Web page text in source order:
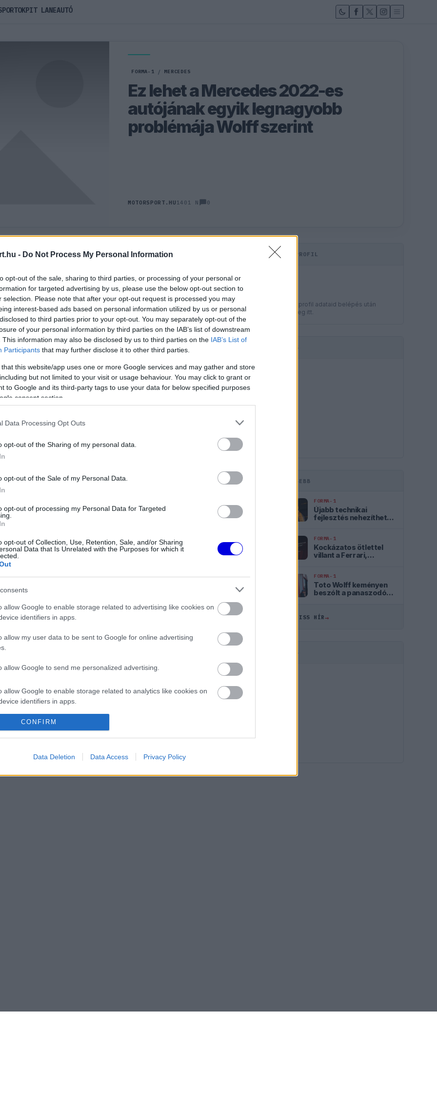
- Do Not Process My Personal Information
opt-out of the sale, sharing to third parties, or processing of your personal or
for targeted advertising by us, please use the below opt-out section to
selection. Please note that after your opt-out request is processed you may
interest-based ads based on personal information utilized by us or personal
to third parties prior to your opt-out. You may separately opt-out of the
of your personal information by third parties on the IAB’s list of downstream
This information may also be disclosed by us to third parties on the IAB’s List of
Participants that may further disclose it to other third parties.
that this website/app uses one or more Google services and may gather and store
but not limited to your visit or usage behaviour. You may click to grant or
to Google and its third-party tags to use your data for below specified purposes
consent section.
Data Processing Opt Outs
opt-out of the Sharing of my personal data.
opt-out of the Sale of my Personal Data.
opt-out of processing my Personal Data for Targeted
opt-out of Collection, Use, Retention, Sale, and/or Sharing
Data that Is Unrelated with the Purposes for which it
allow Google to enable storage related to advertising like cookies on
identifiers in apps.
allow my user data to be sent to Google for online advertising
allow Google to send me personalized advertising.
allow Google to enable storage related to analytics like cookies on
identifiers in apps.
allow Google to enable storage related to functionality of the website
allow Google to enable storage related to personalization.
allow Google to enable storage related to security, including
CONFIRM
Data Deletion Data Access Privacy Policy
FORMA-1 / MERCEDES
Ez lehet a Mercedes 2022-es
autójának egyik legnagyobb
problémája Wolff szerint
MOTORSPORT.HU 1401 N 0
Rendezés:
mail alapú rendszerre.
is.
12:19
10:06
miatt 09:33
KOMMENTPROFIL
A kommentprofil adataid belépés után
jelennek meg itt.
HIRDETÉS
LEGFRISSEBB
FORMA-1
Újabb technikai
fejlesztés nehezítheti
FORMA-1
Kockázatos ötlettel
villant a Ferrari,
FORMA-1
Toto Wolff keményen
beszólt a panaszodó
ÖSSZES FRISS HÍR→
HIRDETÉS
PIT LANEAUTÓ